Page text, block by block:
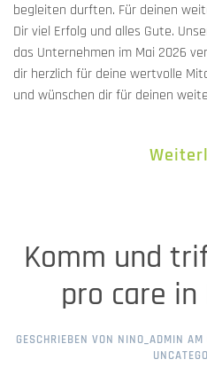
begleiten durften. Für deinen
Dir viel Erfolg und alles Gute.
das Unternehmen im Mai 2026
dir herzlich für deine wertvolle
und wünschen dir für deinen
Komm und
pro care in
GESCHRIEBEN VON NINO_ADMIN AM